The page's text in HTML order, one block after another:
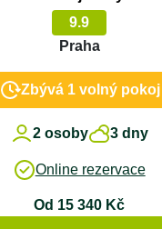
9.9
Praha
Zbývá 1 volný pokoj
2 osoby 3 dny
Online rezervace
Od 15 340 Kč